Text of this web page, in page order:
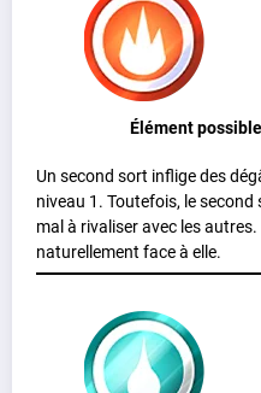
Élément
Un second sort inflige des
niveau 1. Toutefois, le
mal à rivaliser avec les
naturellement face à elle.